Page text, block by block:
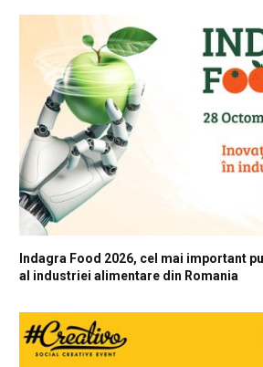
Indagra Food 2026, cel mai important
al industriei alimentare din Romania